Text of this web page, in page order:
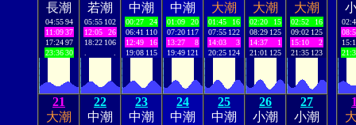
長潮
04:55 94
11:09 37
17:24 97
23:36 30
若潮
05:55 102
12:05
26
18:22 106
中潮
00:27
24
06:41 110
12:49
16
19:08 115
中潮
01:09
20
07:20 117
13:27
8
19:49 121
大潮
01:45
16
07:55 122
14:03
3
20:25 124
大潮
02:20
15
08:29 125
14:37
1
21:01 125
大潮
02:52
16
09:02 125
15:10
2
21:35 123
21
大潮
22
中潮
23
中潮
24
中潮
25
中潮
26
小潮
27
小潮